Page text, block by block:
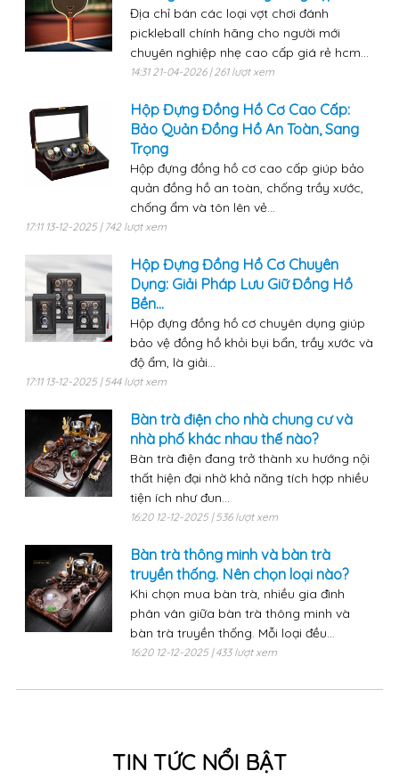
Địa chỉ bán các loại vợt chơi đánh
pickleball chính hãng cho người mới
chuyên nghiệp nhẹ cao cấp giá rẻ hcm...
14:31 21-04-2026 | 261 lượt xem
Hộp Đựng Đồng Hồ Cơ Cao Cấp:
Bảo Quản Đồng Hồ An Toàn, Sang
Trọng
Hộp đựng đồng hồ cơ cao cấp giúp bảo
quản đồng hồ an toàn, chống trầy xước,
chống ẩm và tôn lên vẻ...
17:11 13-12-2025 | 742 lượt xem
Hộp Đựng Đồng Hồ Cơ Chuyên
Dụng: Giải Pháp Lưu Giữ Đồng Hồ
Bền...
Hộp đựng đồng hồ cơ chuyên dụng giúp
bảo vệ đồng hồ khỏi bụi bẩn, trầy xước và
độ ẩm, là giải...
17:11 13-12-2025 | 544 lượt xem
Bàn trà điện cho nhà chung cư và
nhà phố khác nhau thế nào?
Bàn trà điện đang trở thành xu hướng nội
thất hiện đại nhờ khả năng tích hợp nhiều
tiện ích như đun...
16:20 12-12-2025 | 536 lượt xem
Bàn trà thông minh và bàn trà
truyền thống. Nên chọn loại nào?
Khi chọn mua bàn trà, nhiều gia đình
phân vân giữa bàn trà thông minh và
bàn trà truyền thống. Mỗi loại đều...
16:20 12-12-2025 | 433 lượt xem
TIN TỨC NỔI BẬT